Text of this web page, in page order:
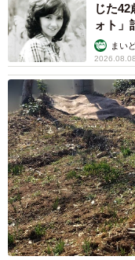
できるという。所要
5時間かかることもあ
会ってもいいし、別
ペットの火葬を行う
後のお別れ。思い出
香をする。オプショ
納めることもできる
間かけて火葬炉をゆ
壺に納める。
じた
ォト」
む」まい
2026.08.08